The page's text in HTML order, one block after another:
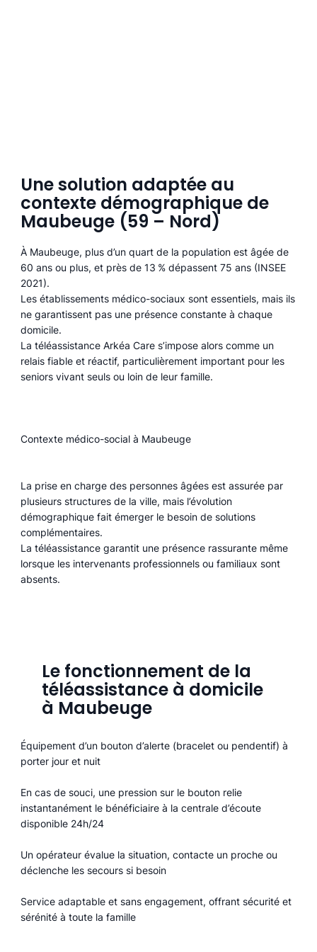
Une solution adaptée au
contexte démographique de
Maubeuge (59 – Nord)
À Maubeuge, plus d’un quart de la population est âgée de
60 ans ou plus, et près de 13 % dépassent 75 ans (INSEE
2021).
Les établissements médico-sociaux sont essentiels, mais ils
ne garantissent pas une présence constante à chaque
domicile.
La téléassistance Arkéa Care s’impose alors comme un
relais fiable et réactif, particulièrement important pour les
seniors vivant seuls ou loin de leur famille.
Contexte médico-social à Maubeuge
La prise en charge des personnes âgées est assurée par
plusieurs structures de la ville, mais l’évolution
démographique fait émerger le besoin de solutions
complémentaires.
La téléassistance garantit une présence rassurante même
lorsque les intervenants professionnels ou familiaux sont
absents.
Le fonctionnement de la
téléassistance à domicile
à Maubeuge
Équipement d’un bouton d’alerte (bracelet ou pendentif) à
porter jour et nuit
En cas de souci, une pression sur le bouton relie
instantanément le bénéficiaire à la centrale d’écoute
disponible 24h/24
Un opérateur évalue la situation, contacte un proche ou
déclenche les secours si besoin
Service adaptable et sans engagement, offrant sécurité et
sérénité à toute la famille